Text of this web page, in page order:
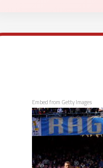
Embed from Getty Images